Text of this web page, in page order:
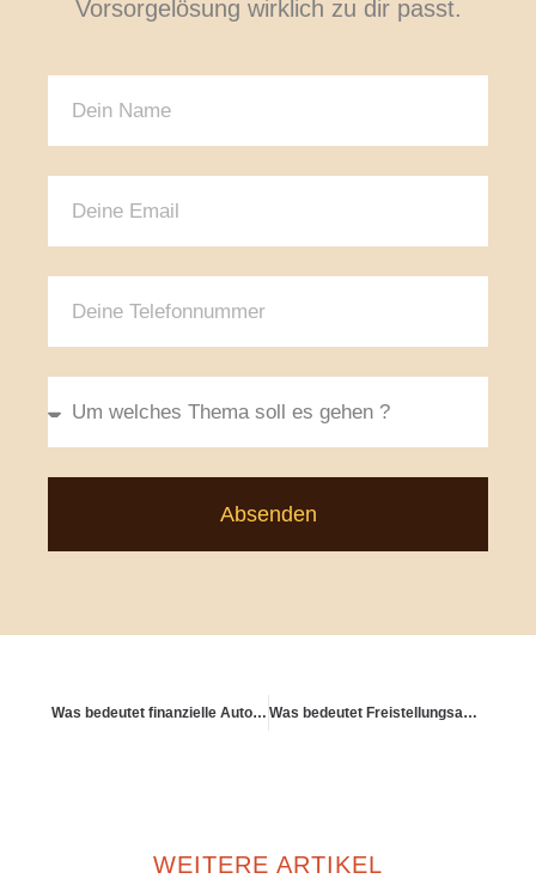
Vorsorgelösung wirklich zu dir passt.
Absenden
Was bedeutet finanzielle Autonomie? Was bedeutet Freistellungsauftrag – Schritt für Schritt erklärt
WEITERE ARTIKEL